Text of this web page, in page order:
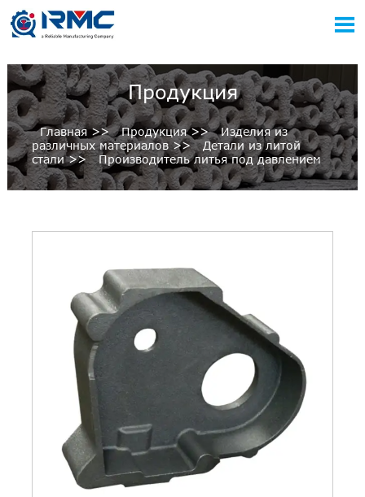

Продукция
Главная>> Продукция>> Изделия из
различных материалов>>
Детали из литой
стали>> Производитель литья под давлением